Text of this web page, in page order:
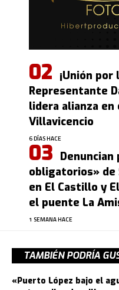
¡Unión por
Representante
lidera alianza en
Villavicencio
6 DÍAS HACE
obligatorios» de
en El Castillo y
el puente La
1 SEMANA HACE
TAMBIÉN PODRÍA
«Puerto López bajo el